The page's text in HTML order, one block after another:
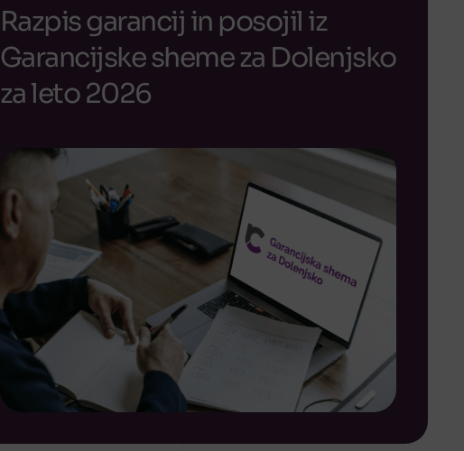
Razpis garancij in posojil iz
Garancijske sheme za Dolenjsko
za leto 2026